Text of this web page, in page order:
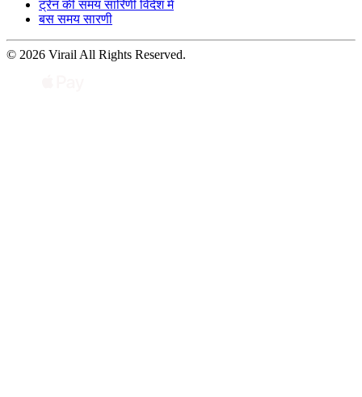
ट्रेन की समय सारिणी विदेश में
बस समय सारणी
© 2026 Virail All Rights Reserved.